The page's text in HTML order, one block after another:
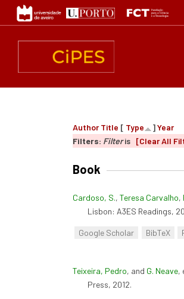
content
Author Title [ Type ]Year
Filters: Filteris [Clear All
Book
Cardoso, S., Teresa Carvalho,
Lisbon: A3ES Readings,
Google Scholar BibTeX
Teixeira, Pedro, and G. Neave,
Press, 2012.